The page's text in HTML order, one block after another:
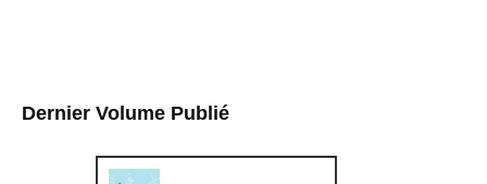
Dernier Volume Publié